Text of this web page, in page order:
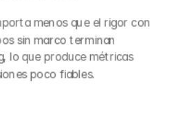
menos que el rigor con
sin marco terminan
lo que produce métricas
poco fiables.